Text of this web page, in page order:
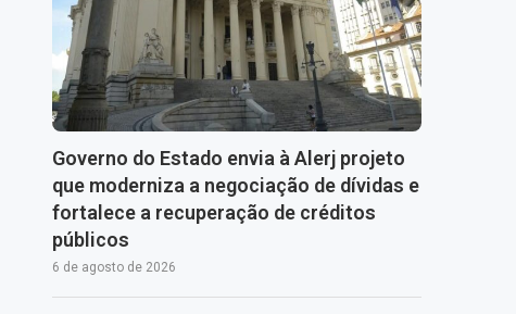
Governo do Estado envia à Alerj projeto
que moderniza a negociação de dívidas e
fortalece a recuperação de créditos
públicos
6 de agosto de 2026